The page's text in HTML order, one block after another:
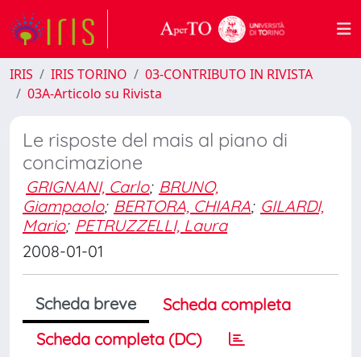
IRIS IRIS TORINO
03-CONTRIBUTO IN RIVISTA
03A-Articolo su Rivista
Le risposte del mais al piano di
concimazione
GRIGNANI, Carlo; BRUNO,
Giampaolo; BERTORA, CHIARA; GILARDI,
Mario; PETRUZZELLI, Laura
2008-01-01
Scheda breve
Scheda completa
Scheda completa (DC)